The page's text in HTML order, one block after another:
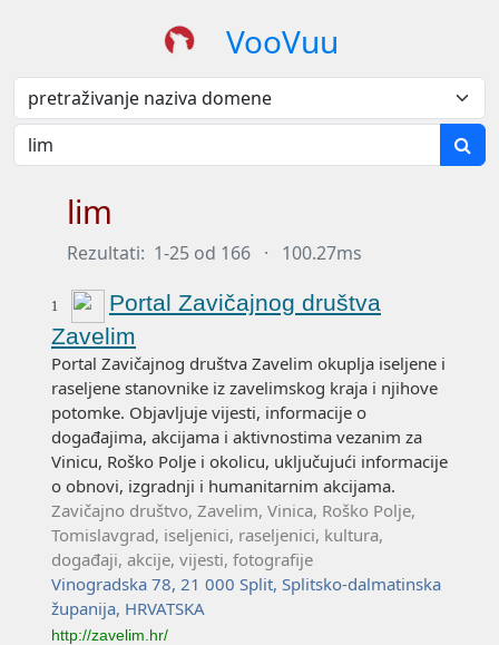
VooVuu
lim
Rezultati: 1-25 od 166 · 100.27ms
1
Portal Zavičajnog društva
Zavelim
Portal Zavičajnog društva Zavelim okuplja iseljene i
raseljene stanovnike iz zavelimskog kraja i njihove
potomke. Objavljuje vijesti, informacije o
događajima, akcijama i aktivnostima vezanim za
Vinicu, Roško Polje i okolicu, uključujući informacije
o obnovi, izgradnji i humanitarnim akcijama.
Zavičajno društvo, Zavelim, Vinica, Roško Polje,
Tomislavgrad, iseljenici, raseljenici, kultura,
događaji, akcije, vijesti, fotografije
Vinogradska 78, 21 000 Split, Splitsko-dalmatinska
županija, HRVATSKA
http://zavelim.hr/